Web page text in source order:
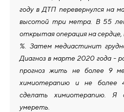
году в ДТП перевернулся на
высотой три метра. В 55
открытая операция на
%. Затем медиастинит
Диагноз в марте 2020 года -
прогноз жить не более 9
химиотерапию и не более
сделать химиотерапию. Я
умереть.